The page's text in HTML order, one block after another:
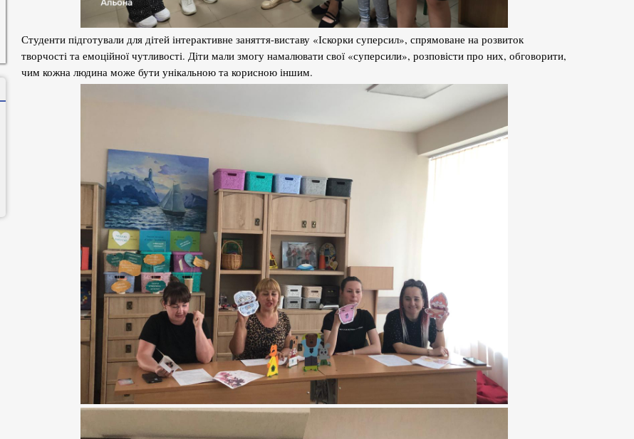
Студенти підготували для дітей інтерактивне заняття-виставу «Іскорки суперсил», спрямоване на розвиток
творчості та емоційної чутливості. Діти мали змогу намалювати свої «суперсили», розповісти про них, обговорити,
чим кожна людина може бути унікальною та корисною іншим.